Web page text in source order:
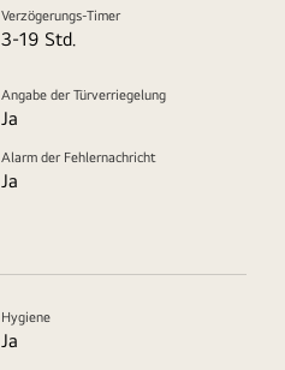
Verzögerungs-Timer
3-19 Std.
Angabe der Türverriegelung
Ja
Alarm der Fehlernachricht
Ja
Hygiene
Ja